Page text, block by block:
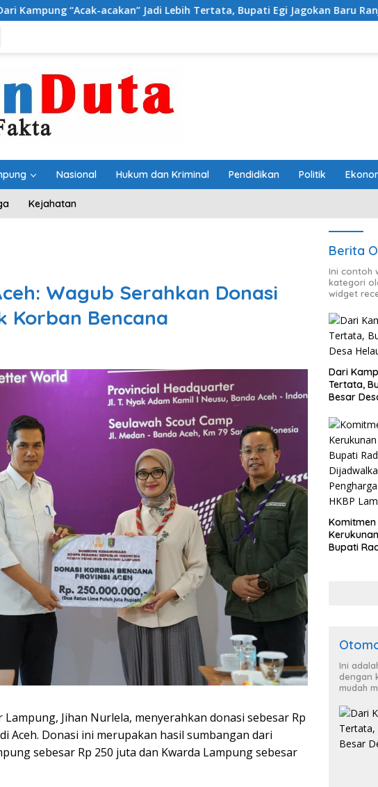
acakan” Jadi Lebih Tertata, Bupati Egi Jagokan Baru Ranji Tiga Besar
Nasional Hukum dan Kriminal Pendidikan Politik
Kejahatan
Wagub Serahkan Donasi
Korban Bencana
Jihan Nurlela, menyerahkan donasi sebesar Rp
Aceh. Donasi ini merupakan hasil sumbangan dari
sebesar Rp 250 juta dan Kwarda Lampung sebesar
Berita
Ini contoh
kategori
widget
Dari
Tertata,
Besar
Bupati
Ini
dengan
mudah